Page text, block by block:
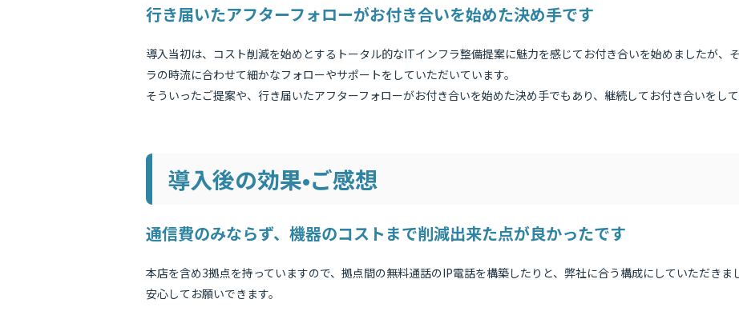
行き届いたアフターフォローがお付き合いを始めた決め手です
導入当初は、コスト削減を始めとするトータル的なITインフラ整備提案に魅力を感じてお付き合いを始めましたが、
ラの時流に合わせて細かなフォローやサポートをしていただいています。
そういったご提案や、行き届いたアフターフォローがお付き合いを始めた決め手でもあり、継続してお付き合いをして
導入後の効果•ご感想
通信費のみならず、機器のコストまで削減出来た点が良かったです
本店を含め3拠点を持っていますので、拠点間の無料通話のIP電話を構築したりと、弊社に合う構成にしていただきま
安心してお願いできます。